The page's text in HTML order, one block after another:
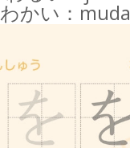
わかい：muda